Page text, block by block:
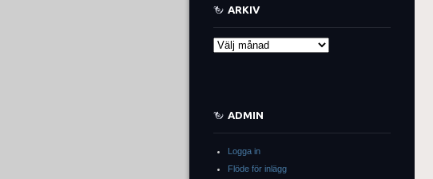
ARKIV
Arkiv
ADMIN
Logga in
Flöde för inlägg